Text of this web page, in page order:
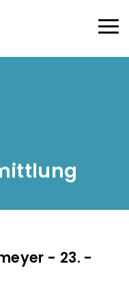
- 23. -